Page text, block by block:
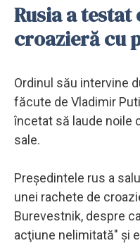
Rusia a testat
croazieră cu
Ordinul său intervine
făcute de Vladimir
încetat să laude noile
sale.
Preşedintele rus a
unei rachete de
Burevestnik, despre
acţiune nelimitată" şi